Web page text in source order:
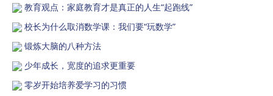
教育观点：家庭教育才是真正的人生“起跑线”
校长为什么取消数学课：我们要“玩数学”
锻炼大脑的八种方法
少年成长，宽度的追求更重要
零岁开始培养爱学习的习惯